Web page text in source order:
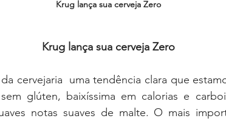
Krug lança sua cerveja Zero
Krug lança sua cerveja Zero
cervejaria  uma tendência clara que
glúten, baixíssima em calorias e
notas suaves de malte. O mais